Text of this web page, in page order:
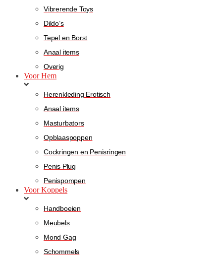
Vibrerende Toys
Dildo’s
Tepel en Borst
Anaal items
Overig
Voor Hem
Herenkleding Erotisch
Anaal items
Masturbators
Opblaaspoppen
Cockringen en Penisringen
Penis Plug
Penispompen
Voor Koppels
Handboeien
Meubels
Mond Gag
Schommels